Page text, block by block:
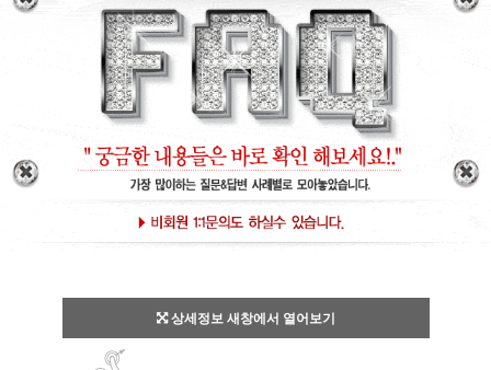
상세정보 새창에서 열어보기